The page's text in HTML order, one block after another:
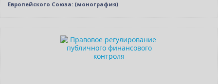
Европейского Союза: (монография)